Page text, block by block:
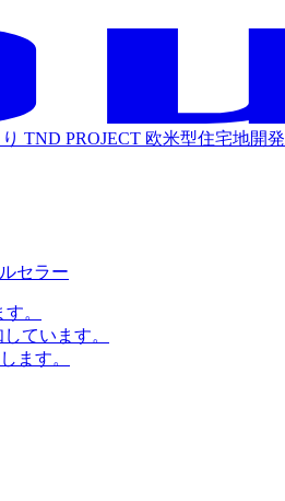
TND PROJECT 欧米型住宅地開発
セラー
。
ています。
ます。